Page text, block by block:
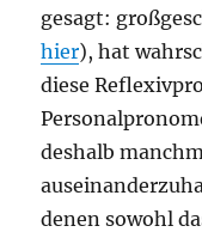
gesagt:
hier), hat
diese
deshalb
denen sowohl